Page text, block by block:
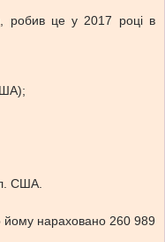
робив це у 2017 році в
США.
нараховано 260 989